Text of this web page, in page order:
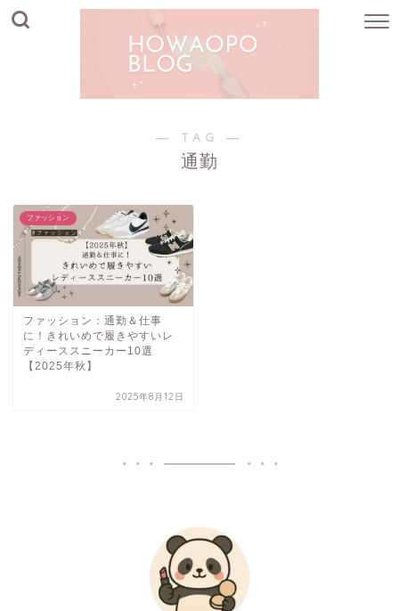
― TAG ―
通勤
ファッション
ファッション：通勤＆仕事
に！きれいめで履きやすいレ
ディーススニーカー10選
【2025年秋】
2025年8月12日